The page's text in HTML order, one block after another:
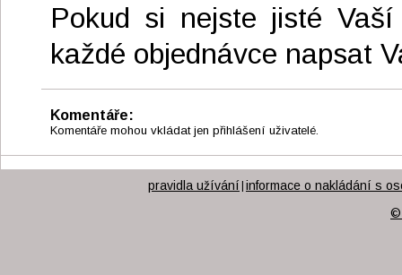
Pokud si nejste jisté
každé objednávce napsat
Komentáře:
Komentáře mohou vkládat jen přihlášení uživatelé.
pravidla užívání informace o nakládání s
©